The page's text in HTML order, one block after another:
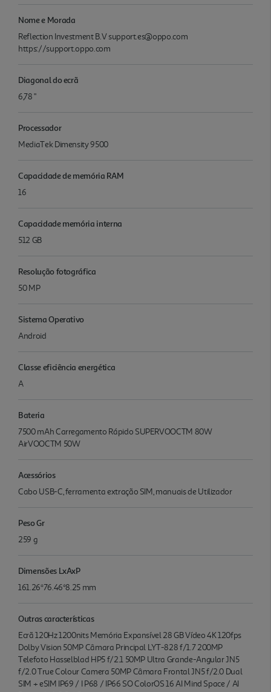
Nome e Morada
Reflection Investment B.V support.es@oppo.com
https://support.oppo.com
Diagonal do ecrã
6,78 "
Processador
MediaTek Dimensity 9500
Capacidade de memória RAM
16
Capacidade memória interna
512 GB
Resolução fotográfica
50 MP
Sistema Operativo
Android
Classe eficiência energética
A
Bateria
7500 mAh Carregamento Rápido SUPERVOOCTM 80W
AirVOOCTM 50W
Acessórios
Cabo USB-C, ferramenta extração SIM, manuais de Utilizador
Peso Gr
259 g
Dimensões LxAxP
161.26*76.46*8.25 mm
Outras características
Ecrã 120Hz 1200nits Memória Expansível 28 GB Vídeo 4K 120fps
Dolby Vision 50MP Câmara Principal LYT-828 f/1.7 200MP
Telefoto Hasselblad HP5 f/2.1 50MP Ultra Grande-Angular JN5
f/2.0 True Colour Camera 50MP Câmara Frontal JN5 f/2.0 Dual
SIM + eSIM IP69 / I P68 / IP66 SO ColorOS 16 AI Mind Space / AI